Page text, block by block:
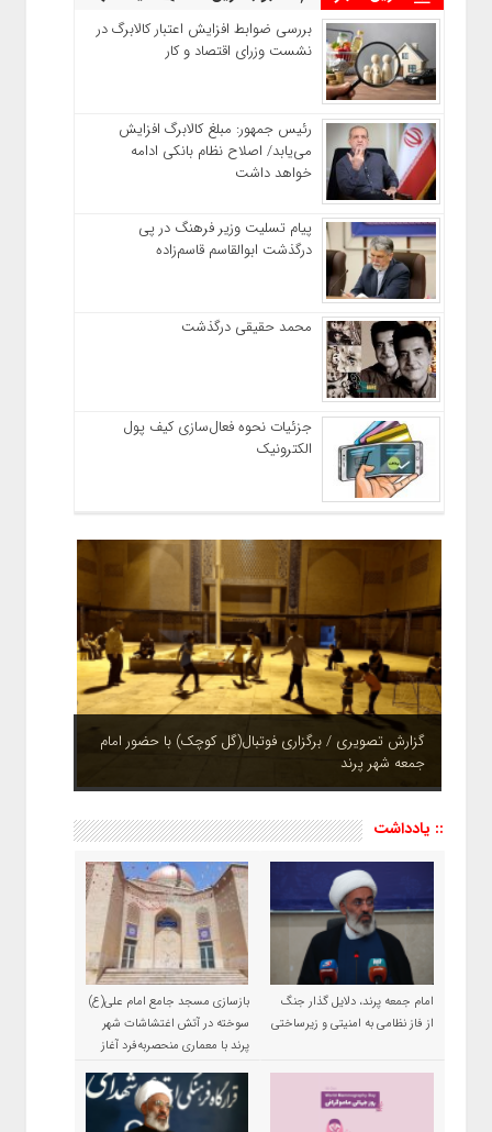
بررسی ضوابط افزایش اعتبار کالابرگ در
نشست وزرای اقتصاد و کار
رئیس‌ جمهور: مبلغ کالابرگ افزایش
می‌یابد/ اصلاح نظام بانکی ادامه
خواهد داشت
پیام تسلیت وزیر فرهنگ در پی
درگذشت ابوالقاسم قاسم‌زاده
محمد حقیقی درگذشت
جزئیات نحوه فعال‌سازی کیف پول
الکترونیک
چشم نوازی بوستان های شهر پرند در فصل بهار + تصاویر
:: یادداشت
امام جمعه پرند، دلایل گذار جنگ
از فاز نظامی به امنیتی و زیرساختی
بازسازی مسجد جامع امام علی(ع)
سوخته در آتش اغتشاشات شهر
پرند با معماری منحصربه‌فرد آغاز
شد